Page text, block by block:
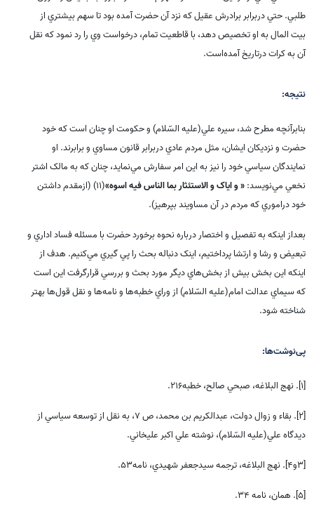
طلبي. حتي دربرابر برادرش عقيل که نزد آن حضرت آمده بود تا سهم بيشتري از
بيت المال به او تخصيص دهد، با قاطعيت تمام، درخواست وي را رد نمود که نقل
آن به کرات درتاريخ آمده‌است.
نتیجه:
بنابرآنچه مطرح شد، سيره علي(علیه السّلام) و حکومت او چنان است که خود
حضرت و نزديکان ايشان، مثل مردم عادي دربرابر قانون مساوي و برابرند. او
نمايندگان سياسي خود را نيز به اين امر سفارش مي‌نمايد، چنان که به مالک اشتر
نخعي مي‌نويسد:« و اياک و الاستئثار بما الناس فيه اسوه»
(11) (ازمقدم داشتن
خود دراموري که مردم در آن مساويند بپرهيز).
بعداز اينکه به تفصيل و اختصار درباره نحوه برخورد حضرت با مسئله فساد اداري و
تبعيض و رشا و ارتشا پرداختيم، اينک دنباله بحث را پي گيري مي‌کنيم. هدف از
اينکه اين بخش بيش از بخش‌هاي ديگر مورد بحث و بررسي قرارگرفت اين است
که سيماي عدالت امام(علیه السّلام) از وراي خطبه‌ها و نامه‌ها و نقل قول‌ها بهتر
شناخته شود.
پی‌نوشت‌ها:
[1]. نهج البلاغه، صبحي صالح، خطبه216.
[2]. بقاء و زوال دولت، عبدالکريم بن محمد، ص 7، به نقل از توسعه سياسي از
ديدگاه علي(علیه السّلام)، نوشته علي اکبر عليخاني.
[
3و4]. نهج البلاغه، ترجمه سيدجعفر شهيدي، نامه53.
[5]. همان، نامه 34.